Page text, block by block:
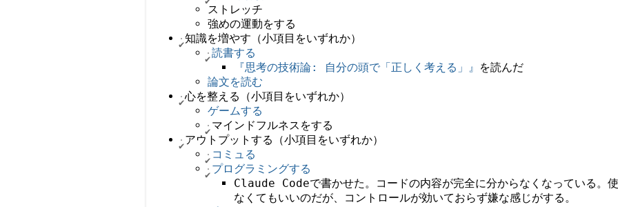
ストレッチ
強めの運動をする
知識を増やす（小項目をいずれか）
読書する
『思考の技術論: 自分の頭で「正しく考える」』 を読んだ
論文を読む
心を整える（小項目をいずれか）
ゲームする
マインドフルネスをする
アウトプットする（小項目をいずれか）
コミュる
プログラミングする
Claude Codeで書かせた。コードの内容が完全に分からなくなっている。
なくてもいいのだが、コントロールが効いておらず嫌な感じがする。